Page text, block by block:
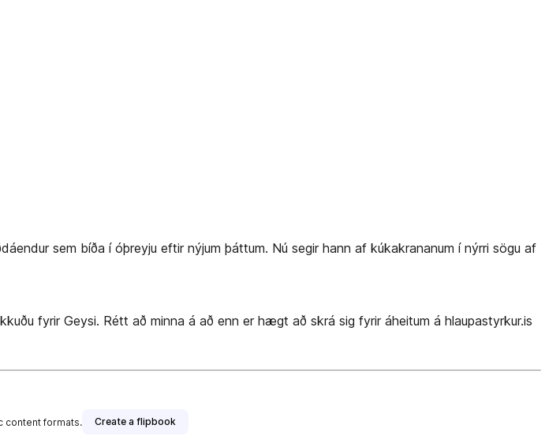
sem bíða í óþreyju eftir nýjum þáttum. Nú segir hann af kúkakrananum í nýrri sögu af
fyrir Geysi. Rétt að minna á að enn er hægt að skrá sig fyrir áheitum á hlaupastyrkur.is
content formats. Create a flipbook